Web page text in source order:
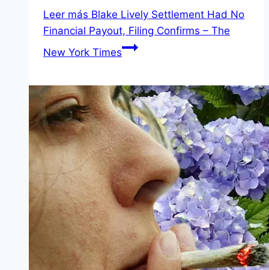
Leer más Blake Lively Settlement Had No
Financial Payout, Filing Confirms – The
New York Times